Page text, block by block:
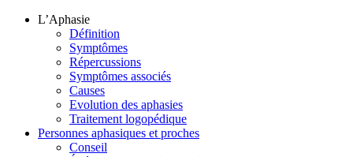
L’Aphasie
Définition
Symptômes
Répercussions
Symptômes associés
Causes
Evolution des aphasies
Traitement logopédique
Personnes aphasiques et proches
Conseil